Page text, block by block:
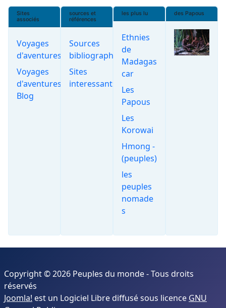
Sites
associés
Voyages
d'aventures
Voyages
d'aventures...le
Blog
sources et
références
Sources
bibliographiques
Sites
interessants
les plus lu
Ethnies
de
Madagas
car
Les
Papous
Les
Korowai
Hmong -
(peuples)
les
peuples
nomade
s
des Papous
Copyright © 2026 Peuples du monde - Tous droits
réservés
Joomla! est un Logiciel Libre diffusé sous licence GNU